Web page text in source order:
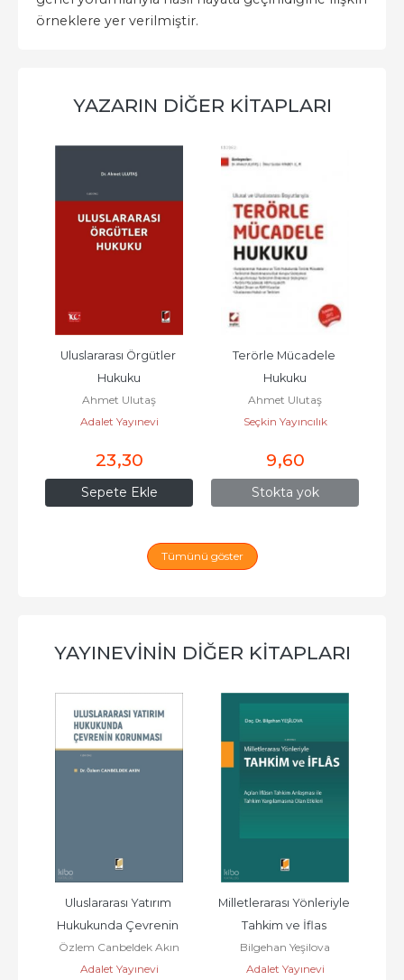
örneklere yer verilmiştir.
YAZARIN DIĞER KITAPLARI
Sepete Ekle
Uluslararası Örgütler
Hukuku
Ahmet Ulutaş
Adalet Yayınevi
23,30
Stokta yok
Terörle Mücadele
Hukuku
Ahmet Ulutaş
Seçkin Yayıncılık
9,60
Tümünü göster
YAYINEVININ DIĞER KITAPLARI
Uluslararası Yatırım
Hukukunda Çevrenin
Korunması
Özlem Canbeldek Akın
Adalet Yayınevi
Milletlerarası Yönleriyle
Tahkim ve İflas
(Ciltli);Açılan İflasın
Tahkim...
Bilgehan Yeşilova
Adalet Yayınevi